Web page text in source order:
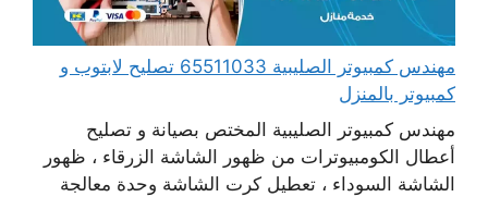
مهندس كمبيوتر الصليبية 65511033 تصليح لابتوب و
كمبيوتر بالمنزل
مهندس كمبيوتر الصليبية المختص بصيانة و تصليح
أعطال الكومبيوترات من ظهور الشاشة الزرقاء ، ظهور
الشاشة السوداء ، تعطيل كرت الشاشة وحدة معالجة